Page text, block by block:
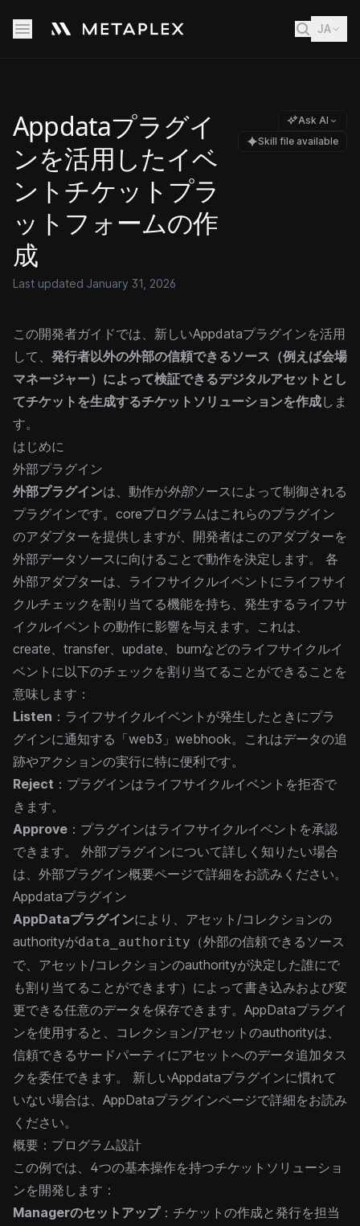
JA
Appdataプラグイ
ンを活用したイベ
ントチケットプラ
ットフォームの作
成
Last updated January 31, 2026
Ask AI
Skill file available
この開発者ガイドでは、新しいAppdataプラグインを活用
して、 発行者以外の外部の信頼できるソース（例えば会場
マネージャー）によって検証できるデジタルアセットとし
てチケットを生成するチケットソリューションを作成しま
す。
はじめに
外部プラグイン
外部プラグインは、動作が外部ソースによって制御される
プラグインです。coreプログラムはこれらのプラグイン
のアダプターを提供しますが、開発者はこのアダプターを
外部データソースに向けることで動作を決定します。
各
外部アダプターは、ライフサイクルイベントにライフサイ
クルチェックを割り当てる機能を持ち、発生するライフサ
イクルイベントの動作に影響を与えます。これは、
create、transfer、update、burnなどのライフサイクルイ
ベントに以下のチェックを割り当てることができることを
意味します：
Listen ：ライフサイクルイベントが発生したときにプラ
グインに通知する「web3」webhook。これはデータの追
跡やアクションの実行に特に便利です。
Reject ：プラグインはライフサイクルイベントを拒否で
きます。
Approve ：プラグインはライフサイクルイベントを承認
できます。
外部プラグインについて詳しく知りたい場合
は、 外部プラグイン概要ページで詳細をお読みください。
Appdataプラグイン
AppDataプラグインにより、アセット/コレクションの
authorityがdata_authority （外部の信頼できるソース
で、アセット/コレクションのauthorityが決定した誰にで
も割り当てることができます）によって書き込みおよび変
更できる任意のデータを保存できます。AppDataプラグイ
ンを使用すると、コレクション/アセットのauthorityは、
信頼できるサードパーティにアセットへのデータ追加タス
クを委任できます。
新しいAppdataプラグインに慣れて
いない場合は、 AppDataプラグインページで詳細をお読み
ください。
概要：プログラム設計
この例では、4つの基本操作を持つチケットソリューショ
ンを開発します：
Managerのセットアップ：チケットの作成と発行を担当